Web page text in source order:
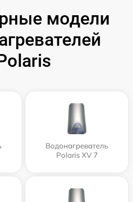
модели
Водонагреватель
Polaris XV 7